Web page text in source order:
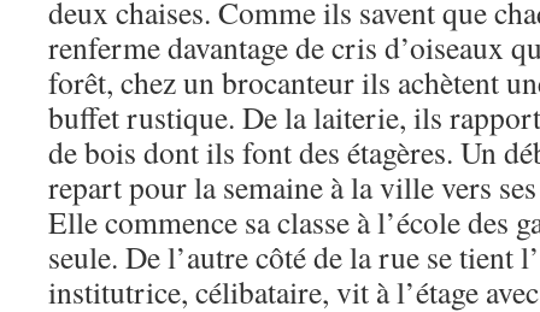
deux chaises. Comme ils savent que
renferme davantage de cris d’oiseaux
forêt, chez un brocanteur ils achètent
buffet rustique. De la laiterie, ils
de bois dont ils font des étagères. Un
repart pour la semaine à la ville vers
Elle commence sa classe à l’école des
seule. De l’autre côté de la rue se tient
institutrice, célibataire, vit à l’étage